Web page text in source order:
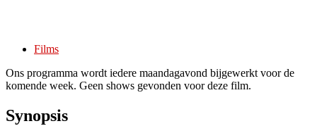
Films
Ons programma wordt iedere maandagavond bijgewerkt voor de
komende week. Geen shows gevonden voor deze film.
Synopsis